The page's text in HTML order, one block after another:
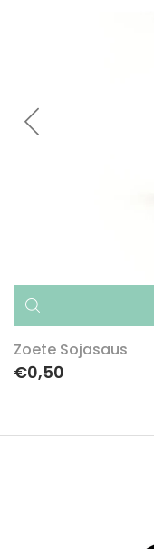
Zoete Sojasaus
€0,50